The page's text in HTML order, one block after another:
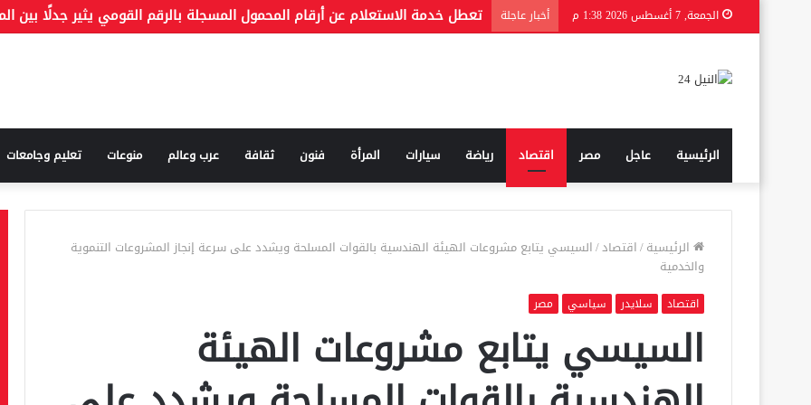
الجمعة, 7 أغسطس 2026 1:38 م أخبار عاجلة
الرئيسية عاجل مصر اقتصاد رياضة سيارات المرأة فنون ثقافة عرب وعالم منوعات تعليم وجامعات
الرئيسية/اقتصاد/السيسي يتابع مشروعات الهيئة الهندسية بالقوات المسلحة ويشدد على سرعة إنجاز المشروعات التنموية
والخدمية
اقتصاد سلايدر سياسي مصر
السيسي يتابع مشروعات الهيئة